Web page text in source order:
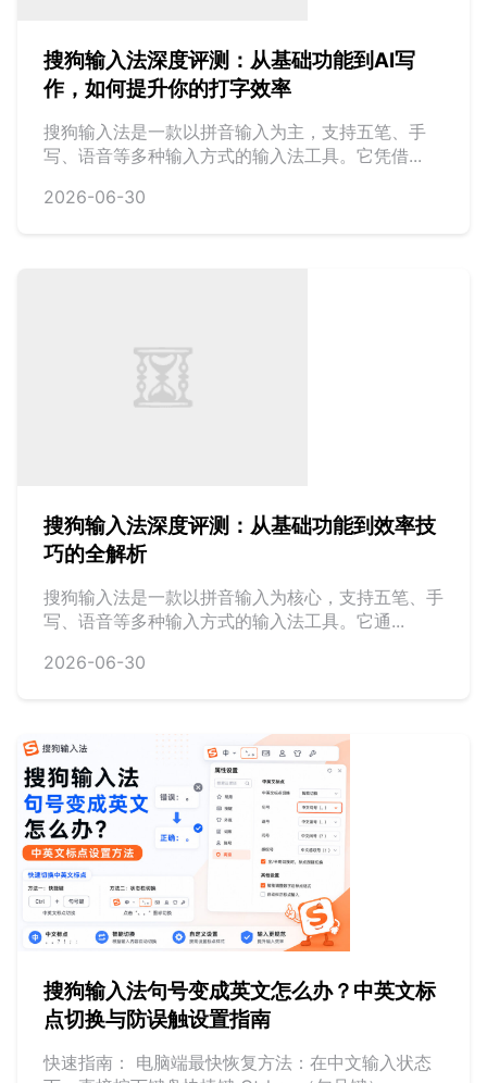
搜狗输入法深度评测：从基础功能到AI写
作，如何提升你的打字效率
搜狗输入法是一款以拼音输入为主，支持五笔、手
写、语音等多种输入方式的输入法工具。它凭借...
2026-06-30
搜狗输入法深度评测：从基础功能到效率技
巧的全解析
搜狗输入法是一款以拼音输入为核心，支持五笔、手
写、语音等多种输入方式的输入法工具。它通...
2026-06-30
搜狗输入法句号变成英文怎么办？中英文标
点切换与防误触设置指南
快速指南： 电脑端最快恢复方法：在中文输入状态